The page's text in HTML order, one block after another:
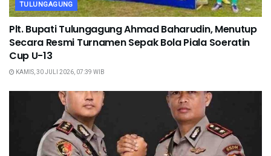
TULUNGAGUNG
Plt. Bupati Tulungagung Ahmad Baharudin, Menutup
Secara Resmi Turnamen Sepak Bola Piala Soeratin
Cup U-13
KAMIS, 30 JULI 2026, 07:39 WIB